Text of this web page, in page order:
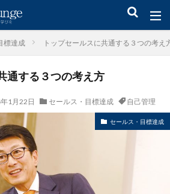
標達成 トップセールスに共通する３つの考え
通する３つの考え方
1月22日 セールス・目標達成 自己管理
セールス・目標達成
ンアップ 後継者育成 事業承継